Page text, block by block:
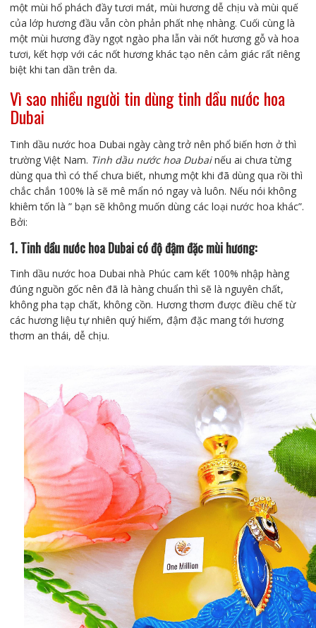
một mùi hổ phách đầy tươi mát, mùi hương dễ chịu và mùi quế
của lớp hương đầu vẫn còn phản phất nhẹ nhàng. Cuối cùng là
một mùi hương đầy ngọt ngào pha lẫn vài nốt hương gỗ và hoa
tươi, kết hợp với các nốt hương khác tạo nên cảm giác rất riêng
biệt khi tan dần trên da.
Vì sao nhiều người tin dùng tinh dầu nước hoa
Dubai
Tinh dầu nước hoa Dubai ngày càng trở nên phổ biến hơn ở thì
trường Việt Nam. Tinh dầu nước hoa Dubainếu ai chưa từng
dùng qua thì có thể chưa biết, nhưng một khi đã dùng qua rồi thì
chắc chắn 100% là sẽ mê mẩn nó ngay và luôn. Nếu nói không
khiêm tốn là ” bạn sẽ không muốn dùng các loại nước hoa khác”.
Bởi:
1. Tinh dầu nước hoa Dubai có độ đậm đặc mùi hương:
Tinh dầu nước hoa Dubai nhà Phúc cam kết 100% nhập hàng
đúng nguồn gốc nên đã là hàng chuẩn thì sẽ là nguyên chất,
không pha tạp chất, không cồn. Hương thơm được điều chế từ
các hương liệu tự nhiên quý hiếm, đậm đặc mang tới hương
thơm an thái, dễ chịu.